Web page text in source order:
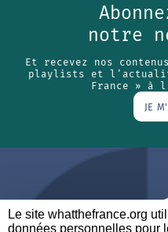
Le site whatthefrance.org
données personnelles pour
notre
Et recevez nos
playlists et
France » à
JE